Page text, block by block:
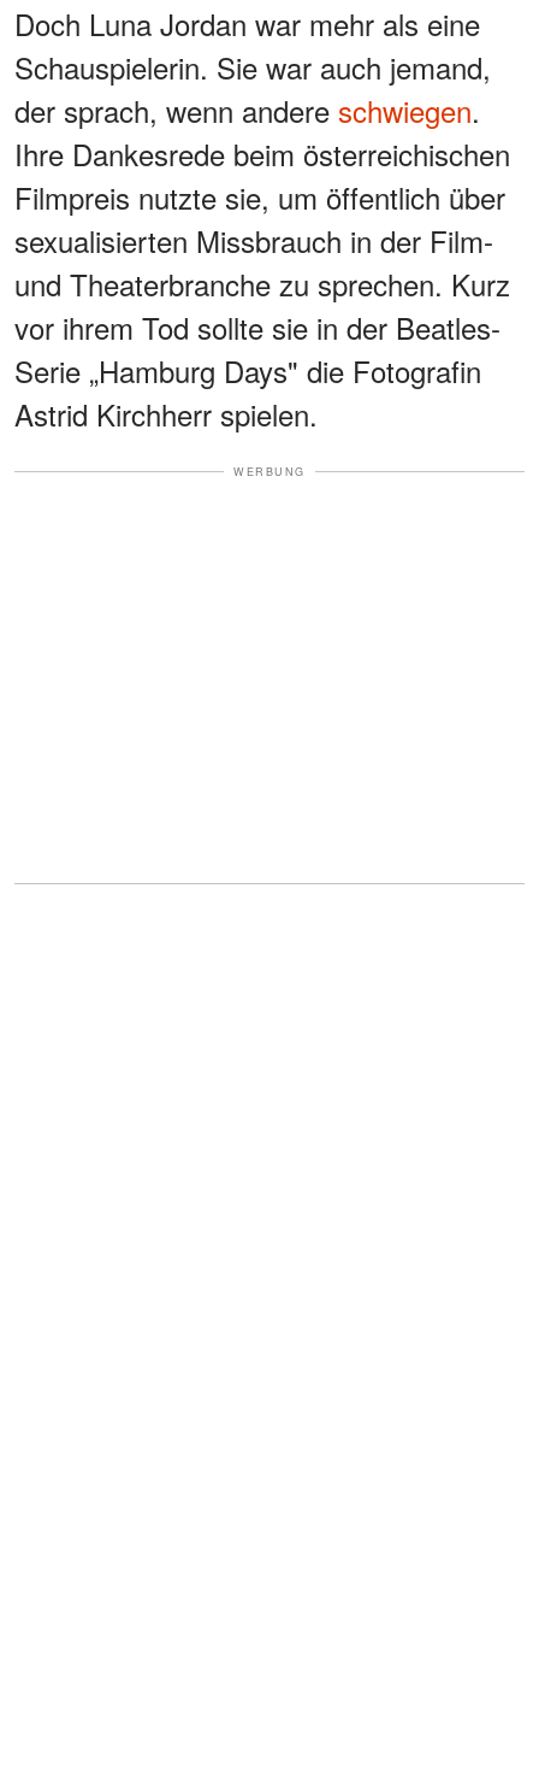
Doch Luna Jordan war mehr als eine
Schauspielerin. Sie war auch jemand,
der sprach, wenn andere schwiegen.
Ihre Dankesrede beim österreichischen
Filmpreis nutzte sie, um öffentlich über
sexualisierten Missbrauch in der Film-
und Theaterbranche zu sprechen. Kurz
vor ihrem Tod sollte sie in der Beatles-
Serie „Hamburg Days" die Fotografin
Astrid Kirchherr spielen.
WERBUNG